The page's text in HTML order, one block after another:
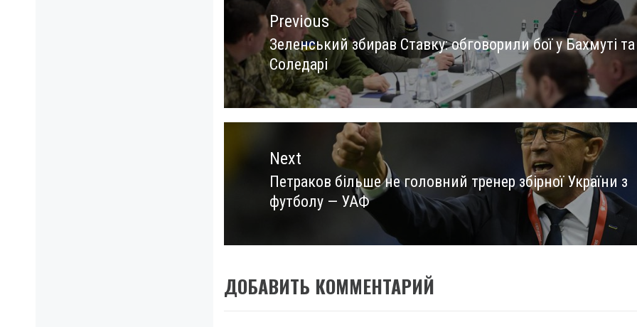
записямPrevious
Previous
post:
Зеленський збирав Ставку: обговорили бої у Бахмуті та
Соледарі
Next
Next
post:
Петраков більше не головний тренер збірної України з
футболу — УАФ
ДОБАВИТЬ КОММЕНТАРИЙ